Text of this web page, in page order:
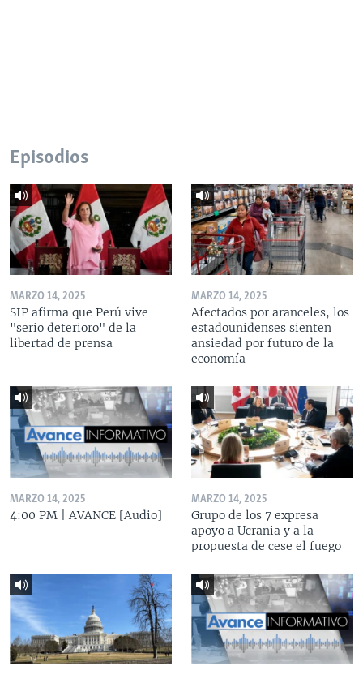
Episodios
MARZO 14, 2025
SIP afirma que Perú vive
"serio deterioro" de la
libertad de prensa
MARZO 14, 2025
Afectados por aranceles, los
estadounidenses sienten
ansiedad por futuro de la
economía
MARZO 14, 2025
4:00 PM | AVANCE [Audio]
MARZO 14, 2025
Grupo de los 7 expresa
apoyo a Ucrania y a la
propuesta de cese el fuego